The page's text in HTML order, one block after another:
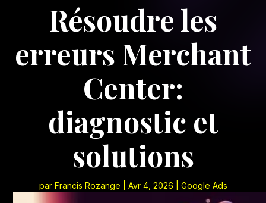
Résoudre les
erreurs Merchant
Center:
diagnostic et
solutions
par Francis Rozange Avr 4, 2026 Google Ads